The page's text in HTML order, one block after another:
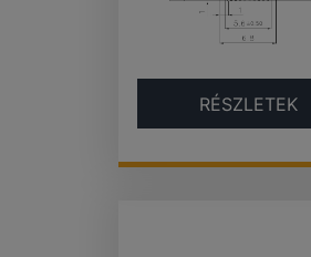
RÉSZLETEK